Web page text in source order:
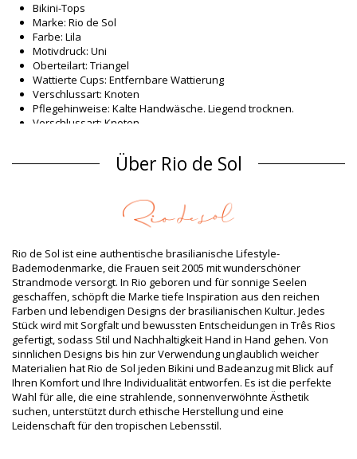
Bikini-Tops
Marke: Rio de Sol
Farbe: Lila
Motivdruck: Uni
Oberteilart: Triangel
Wattierte Cups: Entfernbare Wattierung
Verschlussart: Knoten
Pflegehinweise: Kalte Handwäsche. Liegend trocknen.
Verschlussart: Knoten
Bikini-Tops Lila Rio de Sol
Material Oberstoff: 84% Biodegradable Nylon (AMNI SOUL ECO),
16% Spandex (LYCRA) - OEKO-TEX - Chlorine Resistant
Futter: 84% Biodegradable Nylon (AMNI SOUL ECO), 16%
Spandex (LYCRA) - OEKO-TEX - Chlorine Resistant
UV-Schutz: UPF 50+
Produktinformation
Abteilung: Damen, Bikini-Tops
Verpackung beinhaltet: 1 x Bikini-Tops (Andere Accessoires
nicht eingeschlossen)
HS CODE: 6112.41.0010
SKU: 1981123859
EAN: XS (7899810352392), S (7899810352408), M (7899810352415),
L (7899810352422), XL (7899810352590)
Gewicht: 55g / 0.12lb / 1.94oz
Retuschierte Fotos
Über Rio de Sol
Rio de Sol ist eine authentische brasilianische Lifestyle-
Bademodenmarke, die Frauen seit 2005 mit wunderschöner
Strandmode versorgt. In Rio geboren und für sonnige Seelen
geschaffen, schöpft die Marke tiefe Inspiration aus den reichen
Farben und lebendigen Designs der brasilianischen Kultur. Jedes
Stück wird mit Sorgfalt und bewussten Entscheidungen in Três Rios
gefertigt, sodass Stil und Nachhaltigkeit Hand in Hand gehen. Von
sinnlichen Designs bis hin zur Verwendung unglaublich weicher
Materialien hat Rio de Sol jeden Bikini und Badeanzug mit Blick auf
Ihren Komfort und Ihre Individualität entworfen. Es ist die perfekte
Wahl für alle, die eine strahlende, sonnenverwöhnte Ästhetik
suchen, unterstützt durch ethische Herstellung und eine
Leidenschaft für den tropischen Lebensstil.